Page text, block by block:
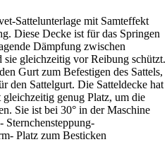
Sattelunterlage mit Samteffekt
Diese Decke ist für das Springen
Dämpfung zwischen
sie gleichzeitig vor Reibung schützt.
Gurt zum Befestigen des Sattels,
den Sattelgurt. Die Satteldecke hat
genug Platz, um die
Sie ist bei 30° in der Maschine
Sternchensteppung-
Platz zum Besticken